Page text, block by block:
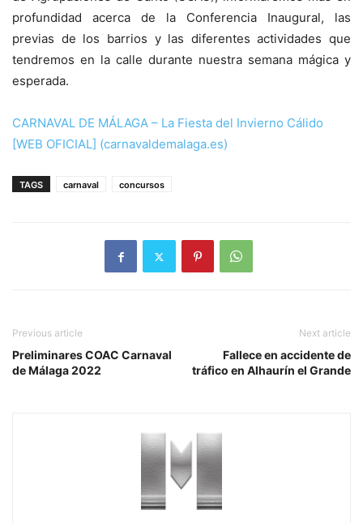
profundidad acerca de la Conferencia Inaugural, las
previas de los barrios y las diferentes actividades que
tendremos en la calle durante nuestra semana mágica y
esperada.
CARNAVAL DE MÁLAGA – La Fiesta del Invierno Cálido
[WEB OFICIAL] (carnavaldemalaga.es)
TAGS carnaval concursos
Previous article
Preliminares COAC Carnaval
de Málaga 2022
Next article
Fallece en accidente de
tráfico en Alhaurín el Grande